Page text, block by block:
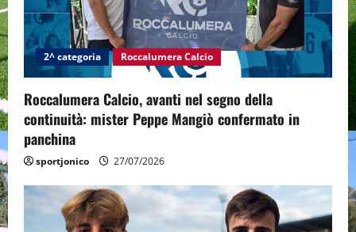
2^ categoria Roccalumera Calcio
Roccalumera Calcio, avanti nel segno della
continuità: mister Peppe Mangiò confermato in
panchina
sportjonico 27/07/2026